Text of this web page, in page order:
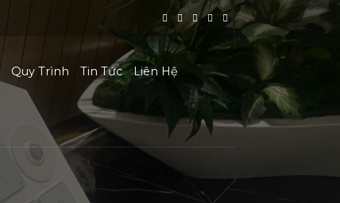
Quy Trình Tin Tức Liên Hệ